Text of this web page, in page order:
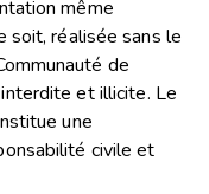
même
soit, réalisée sans le
de
et illicite. Le
une
civile et